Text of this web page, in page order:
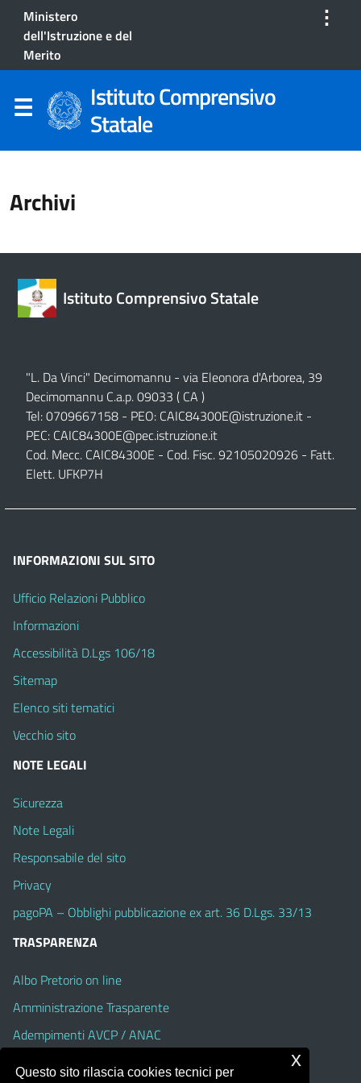
Ministero
dell'Istruzione e del
Merito
⋮
Istituto Comprensivo
Statale
Archivi
Istituto Comprensivo Statale
"L. Da Vinci" Decimomannu - via Eleonora d'Arborea, 39
Decimomannu C.a.p. 09033 ( CA )
Tel: 0709667158 - PEO: CAIC84300E@istruzione.it -
PEC: CAIC84300E@pec.istruzione.it
Cod. Mecc. CAIC84300E - Cod. Fisc. 92105020926 - Fatt.
Elett. UFKP7H
INFORMAZIONI SUL SITO
Ufficio Relazioni Pubblico
Informazioni
Accessibilità D.Lgs 106/18
Sitemap
Elenco siti tematici
Vecchio sito
NOTE LEGALI
Sicurezza
Note Legali
Responsabile del sito
Privacy
pagoPA – Obblighi pubblicazione ex art. 36 D.Lgs. 33/13
TRASPARENZA
Albo Pretorio on line
Amministrazione Trasparente
Adempimenti AVCP / ANAC
Questo sito rilascia cookies tecnici per
x